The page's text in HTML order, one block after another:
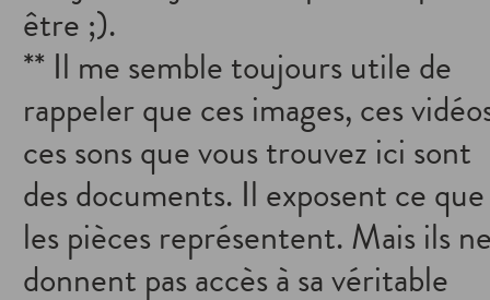
être ;).
** Il me semble toujours utile de
rappeler que ces images, ces
ces sons que vous trouvez ici sont
des documents. Il exposent ce que
les pièces représentent. Mais ils
donnent pas accès à sa véritable